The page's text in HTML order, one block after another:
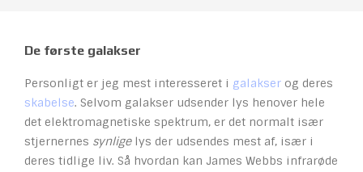
De første galakser
Personligt er jeg mest interesseret i galakser og deres
skabelse. Selvom galakser udsender lys henover hele
det elektromagnetiske spektrum, er det normalt især
stjernernes synligelys der udsendes mest af, især i
deres tidlige liv. Så hvordan kan James Webbs infrarøde